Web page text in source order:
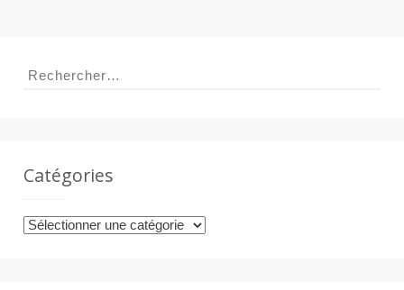
Rechercher :
Catégories
Catégories